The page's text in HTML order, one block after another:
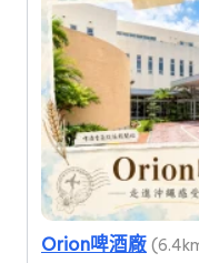
Orion啤酒廠